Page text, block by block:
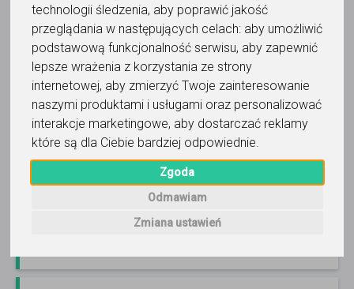
technologii śledzenia, aby poprawić jakość
przeglądania w następujących celach: aby umożliwić
podstawową funkcjonalność serwisu, aby zapewnić
lepsze wrażenia z korzystania ze strony
internetowej, aby zmierzyć Twoje zainteresowanie
naszymi produktami i usługami oraz personalizować
interakcje marketingowe, aby dostarczać reklamy
które są dla Ciebie bardziej odpowiednie.
Zgoda
Odmawiam
Zmiana ustawień
język niemiecki
Adam Wala
Kliknij, przeczytaj i zobacz film.
Egzaminy/matura/rozgadywanie się od pierwszej lekcji.
Czytaj więcej
Online, Poznań i 7 innych 206 opinii
149